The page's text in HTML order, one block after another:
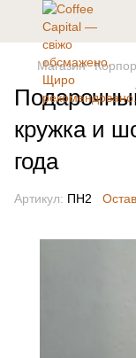
Магазин
кружка и
года
Артикул: ПН2